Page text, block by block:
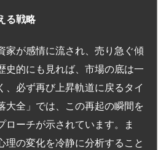
る戦略
家が感情に流され、売り急ぐ傾
史的にも見れば、市場の底は一
、必ず再び上昇軌道に戻るタイ
大全」では、この再起の瞬間を
ローチが示されています。ま
理の変化を冷静に分析すること